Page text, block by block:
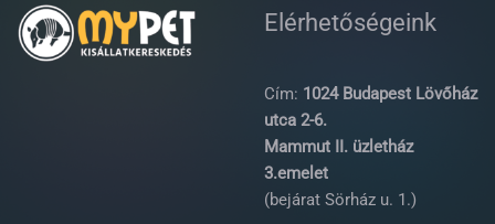
Elérhetőségeink
Cím: 1024 Budapest Lövőház
utca 2-6.
Mammut II. üzletház
3.emelet
(bejárat Sörház u. 1.)